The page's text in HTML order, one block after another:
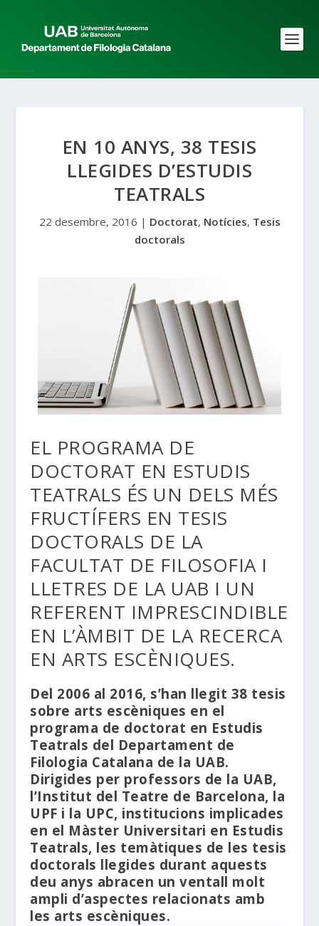
EN 10 ANYS, 38 TESIS
LLEGIDES D’ESTUDIS
TEATRALS
22 desembre, 2016 | Doctorat, Notícies, Tesis
doctorals
EL PROGRAMA DE
DOCTORAT EN ESTUDIS
TEATRALS ÉS UN DELS MÉS
FRUCTÍFERS EN TESIS
DOCTORALS DE LA
FACULTAT DE FILOSOFIA I
LLETRES DE LA UAB I UN
REFERENT IMPRESCINDIBLE
EN L’ÀMBIT DE LA RECERCA
EN ARTS ESCÈNIQUES.
Del 2006 al 2016, s’han llegit 38 tesis
sobre arts escèniques en el
programa de doctorat en Estudis
Teatrals del Departament de
Filologia Catalana de la UAB.
Dirigides per professors de la UAB,
l’Institut del Teatre de Barcelona, la
UPF i la UPC, institucions implicades
en el Màster Universitari en Estudis
Teatrals, les temàtiques de les tesis
doctorals llegides durant aquests
deu anys abracen un ventall molt
ampli d’aspectes relacionats amb
les arts escèniques.